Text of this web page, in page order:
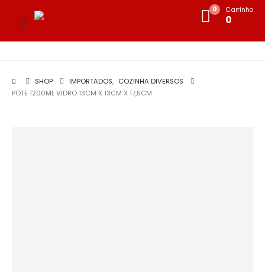
0 Carrinho
0
SHOP IMPORTADOS, COZINHA DIVERSOS
POTE 1200ML VIDRO 13CM X 13CM X 17,5CM